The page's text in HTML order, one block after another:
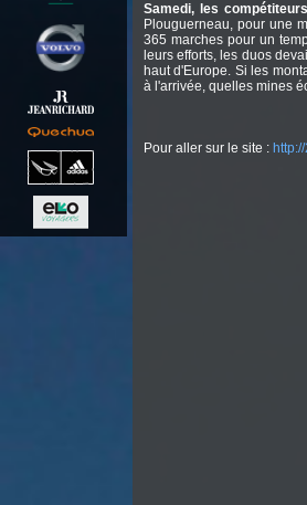
Samedi, les
Plouguerneau, pour une
365 marches pour un
leurs efforts, les duos
haut d'Europe. Si les
à l'arrivée, quelles mines
Pour aller sur le site :